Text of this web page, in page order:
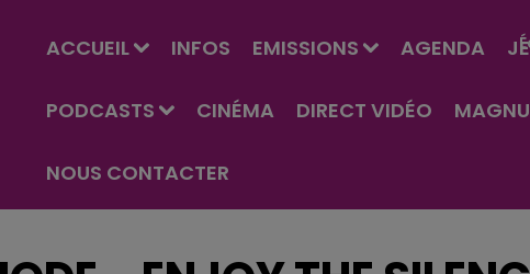
ACCUEIL INFOS EMISSIONS AGENDA
PODCASTS CINÉMA DIRECT VIDÉO
NOUS CONTACTER